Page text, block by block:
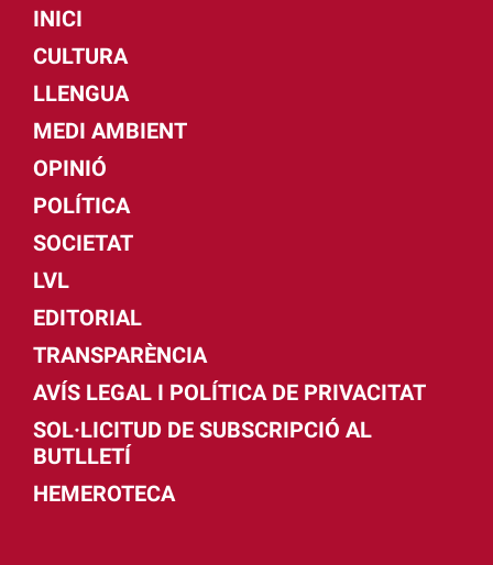
INICI
CULTURA
LLENGUA
MEDI AMBIENT
OPINIÓ
POLÍTICA
SOCIETAT
LVL
EDITORIAL
TRANSPARÈNCIA
AVÍS LEGAL I POLÍTICA DE PRIVACITAT
SOL·LICITUD DE SUBSCRIPCIÓ AL
BUTLLETÍ
HEMEROTECA